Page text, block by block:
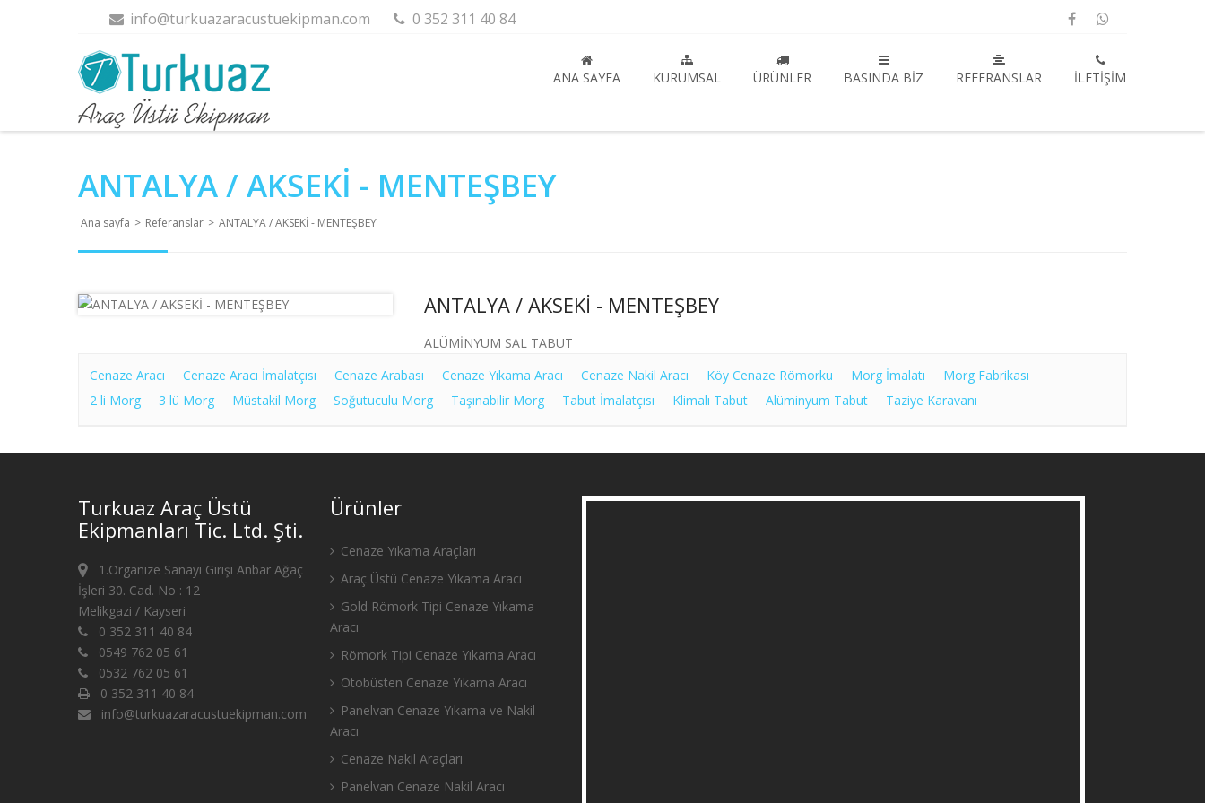
info@turkuazaracustuekipman.com 0 352 311 40 84
ANA SAYFA KURUMSAL ÜRÜNLER BASINDA BIZ REFERANSLAR İLETIŞIM
ANTALYA / AKSEKİ - MENTEŞBEY
Ana sayfa > Referanslar > ANTALYA / AKSEKİ - MENTEŞBEY
ANTALYA / AKSEKİ - MENTEŞBEY
ALÜMİNYUM SAL TABUT
Cenaze Aracı
Cenaze Aracı İmalatçısı Cenaze Arabası Cenaze Yıkama Aracı Cenaze Nakil Aracı Köy Cenaze Römorku Morg İmalatı
Morg Fabrikası
2 li Morg
3 lü Morg Müstakil Morg Soğutuculu Morg Taşınabilir Morg Tabut İmalatçısı Klimalı Tabut Alüminyum Tabut Taziye Karavanı
Turkuaz Araç Üstü
Ekipmanları Tic. Ltd. Şti.
1.Organize Sanayi Girişi Anbar Ağaç
İşleri 30. Cad. No : 12
Melikgazi / Kayseri
0 352 311 40 84
0549 762 05 61
0532 762 05 61
0 352 311 40 84
info@turkuazaracustuekipman.com
Ürünler
Cenaze Yıkama Araçları
Araç Üstü Cenaze Yıkama Aracı
Gold Römork Tipi Cenaze Yıkama
Aracı
Römork Tipi Cenaze Yıkama Aracı
Otobüsten Cenaze Yıkama Aracı
Panelvan Cenaze Yıkama ve Nakil
Aracı
Cenaze Nakil Araçları
Panelvan Cenaze Nakil Aracı